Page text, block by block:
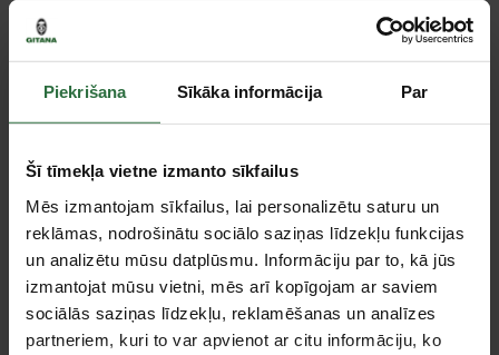
Piekrišana Sīkāka informācija Par
Šī tīmekļa vietne izmanto sīkfailus
Mēs izmantojam sīkfailus, lai personalizētu saturu un
reklāmas, nodrošinātu sociālo saziņas līdzekļu funkcijas
un analizētu mūsu datplūsmu. Informāciju par to, kā jūs
izmantojat mūsu vietni, mēs arī kopīgojam ar saviem
sociālās saziņas līdzekļu, reklamēšanas un analīzes
partneriem, kuri to var apvienot ar citu informāciju, ko
Saņemšana 1 stundas laikā
Valmiera, Stacijas iela 38, Valmiera Saņemšana 1 stundas laikā
Centrālā noliktava, (uzzināt vairāk šeit, )
Citas noliktavas, (uzzināt vairāk šeit, )
Pulēti gali: gari, šauri un plakani. Griezes momenti mazliet
pārsniedz DIN/ISO prasības. Ērta, gluda virsma bez asām malām
un stūriem. Izmēru pielaides mazākas nekā ļauj DIN/ISO prasības.
Katrs instruments tiek kalibrēts un pārbaudīts. Divkāršs
niķelējums un pēc tam vienas kārtas hromējums optimāli aizsargā
virsmu, piemēram, no rūsas.
Specifikācija